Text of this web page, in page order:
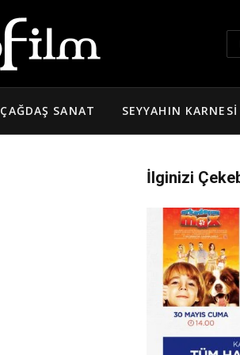
ÇAĞDAŞ SANAT SEYYAHIN KARNESI
İlginizi